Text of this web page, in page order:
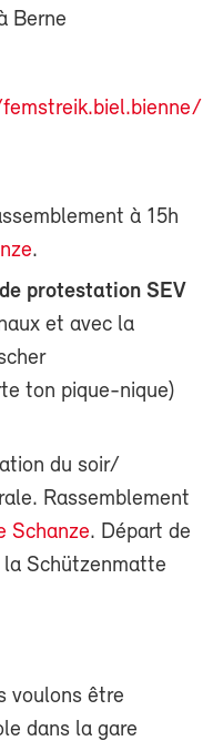
Berne
à 15h
.
protestation SEV
et avec la
ton pique-nique)
du soir/
Rassemblement
Schanze. Départ de
Schützenmatte
voulons être
dans la gare